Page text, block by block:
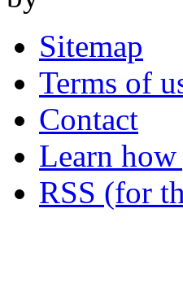
Sitemap
Terms of
Contact
Learn
RSS (for